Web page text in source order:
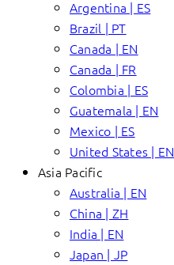
Argentina | ES
Brazil | PT
Canada | EN
Canada | FR
Colombia | ES
Guatemala | EN
Mexico | ES
United States | EN
Asia Pacific
Australia | EN
China | ZH
India | EN
Japan | JP